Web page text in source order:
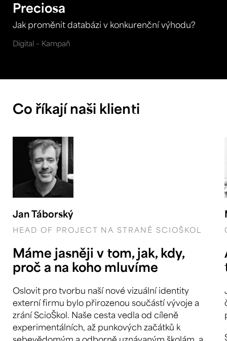
Preciosa
Jak proměnit databázi v konkurenční výhodu?
Digital – Kampaň
Co říkají naši klienti
Jan Táborský
HEAD OF PROJECT NA STRANĚ SCIOŠKOL
Máme jasněji v tom, jak, kdy,
proč a na koho mluvíme
Oslovit pro tvorbu naší nové vizuální identity
externí firmu bylo přirozenou součástí vývoje a
zrání ScioŠkol. Naše cesta vedla od cíleně
experimentálních, až punkových začátků k